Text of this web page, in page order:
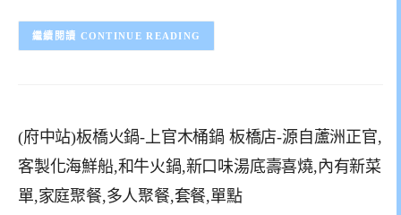
CONTINUE READING
(府中站)板橋火鍋-上官木桶鍋 板橋店-源自蘆洲正官,
客製化海鮮船,和牛火鍋,新口味湯底壽喜燒,內有新菜
單,家庭聚餐,多人聚餐,套餐,單點